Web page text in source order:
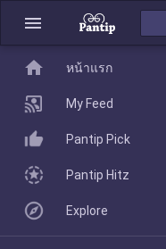
menu
home
Pantip Pick
home หน้าแรก
My Feed
Pantip Pick
Pantip Hitz
Explore